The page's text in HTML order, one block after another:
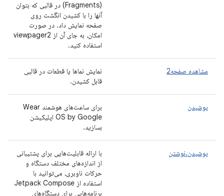
(Fragments) در قالبی که بتوان
آنها را با کشیدن انگشت روی
صفحه نمایش داد. در صورت
امکان، به جای آن از viewpager2
استفاده کنید.
مشاهده صفحه2
نمایش نماها یا قطعات در قالبی
قابل کشیدن.
پوشیدن
برای ساعت‌های هوشمند Wear
OS by Google اپلیکیشن
بسازید.
پوشیدن.نوشتن
با ارائه قابلیت‌هایی برای پشتیبانی
از اندازه‌های مختلف دستگاه و
حرکات ناوبری، می‌توانید با
استفاده از Jetpack Compose
برنامه‌هایی برای دستگاه‌های